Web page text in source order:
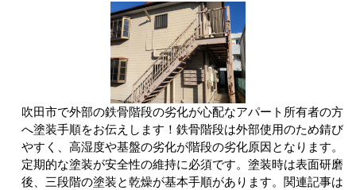
吹田市で外部の鉄骨階段の劣化が心配なアパート所有者の方
へ塗装手順をお伝えします！鉄骨階段は外部使用のため錆び
やすく、高湿度や基盤の劣化が階段の劣化原因となります。
定期的な塗装が安全性の維持に必須です。塗装時は表面研磨
後、三段階の塗装と乾燥が基本手順があります。関連記事は